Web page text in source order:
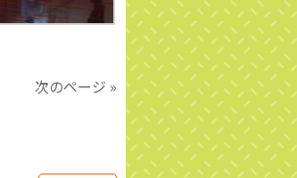
次のページ »